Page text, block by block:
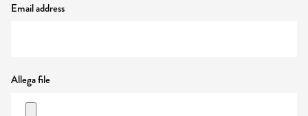
Email address
Allega file